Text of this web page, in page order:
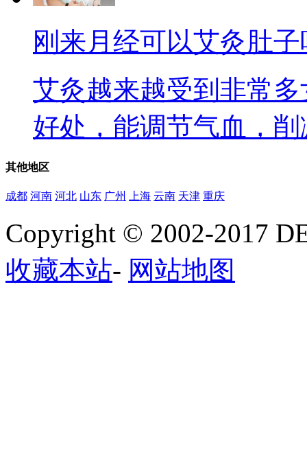
刚来月经可以艾灸肚子
艾灸越来越受到非常
好处，能调节气血，削
其他地区
成都 河南 河北 山东 广州 上海 云南 天津 重庆
Copyright © 2002-2017
收藏本站- 网站地图